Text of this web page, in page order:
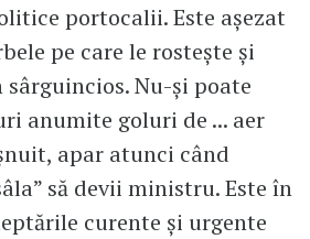
portocalii. Este așezat
pe care le rostește și
Nu-și poate
anumite goluri de ... aer
apar atunci când
să devii ministru. Este în
curente și urgente